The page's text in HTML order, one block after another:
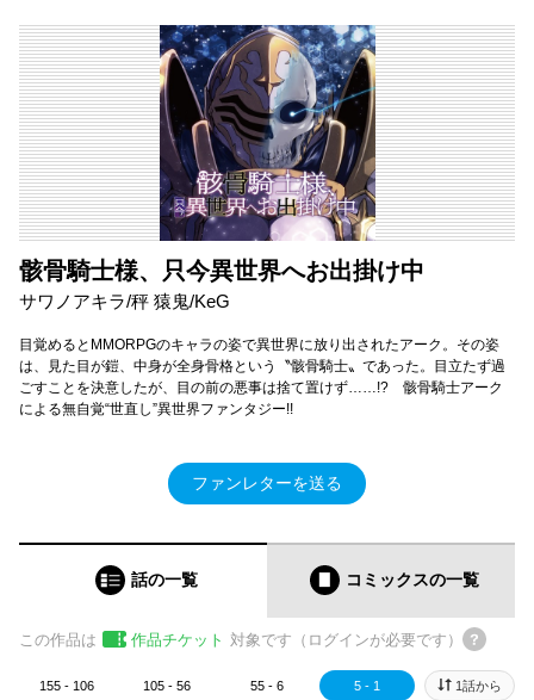
骸骨騎士様、只今異世界へお出掛け中
サワノアキラ/秤 猿鬼/KeG
目覚めるとMMORPGのキャラの姿で異世界に放り出されたアーク。その姿
は、見た目が鎧、中身が全身骨格という〝骸骨騎士〟であった。目立たず過
ごすことを決意したが、目の前の悪事は捨て置けず……!? 骸骨騎士アーク
による無自覚“世直し”異世界ファンタジー!!
ファンレターを送る
話の一覧 コミックスの一覧
この作品は 作品チケット 対象です（ログインが必要です）
155 - 106 105 - 56 55 - 6 5 - 1 1話から